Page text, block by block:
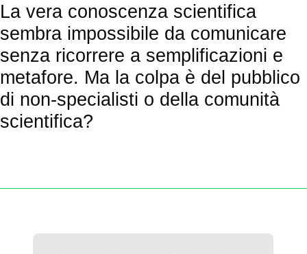
La vera conoscenza scientifica
sembra impossibile da comunicare
senza ricorrere a semplificazioni e
metafore. Ma la colpa è del pubblico
di non-specialisti o della comunità
scientifica?